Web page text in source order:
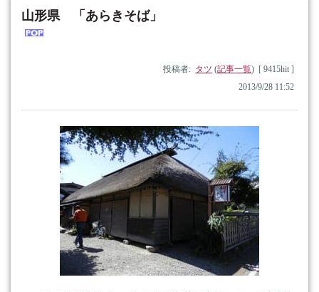
山形県 「あらきそば」
投稿者: タツ (記事一覧) [ 9415hit ]
2013/9/28 11:52